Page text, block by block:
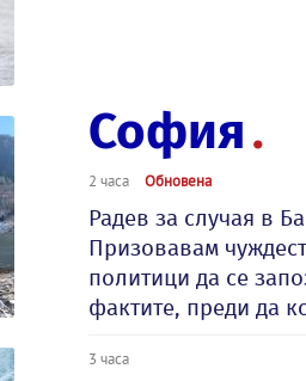
София
2 часа Обновена
Радев за случая в
Призовавам
политици да се
фактите, преди да
3 часа